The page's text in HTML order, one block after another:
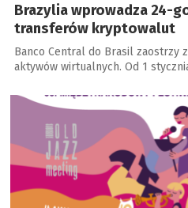
Brazylia wprowadza 24-
transferów kryptowalut
Banco Central do Brasil zaostrzy
aktywów wirtualnych. Od 1
a